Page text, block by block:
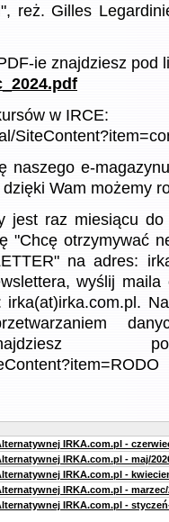
reż. Gilles
ie znajdziesz pod
w IRCE:
naszego e-
Wam możemy
jest raz miesiącu
"Chcę otrzymywać
na adres:
wyślij
IRKA.com.pl -
IRKA.com.pl - maj/
IRKA.com.pl -
IRKA.com.pl - marzec/
IRKA.com.pl -